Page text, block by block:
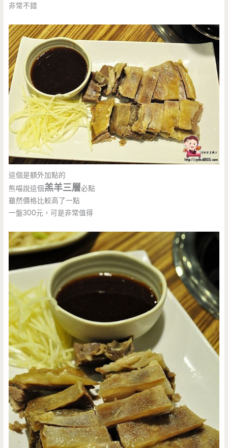
非常不錯
這個是額外加點的
熊喵說這個羔羊三層必點
雖然價格比較高了一點
一盤300元，可是非常值得